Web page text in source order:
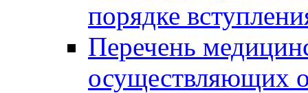
порядке
Перечень
осуществляющих